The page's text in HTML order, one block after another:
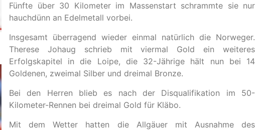
Fünfte über 30 Kilometer im Massenstart schrammte sie nur
hauchdünn an Edelmetall vorbei.
Insgesamt überragend wieder einmal natürlich die Norweger.
Therese Johaug schrieb mit viermal Gold ein weiteres
Erfolgskapitel in die Loipe, die 32-Jährige hält nun bei 14
Goldenen, zweimal Silber und dreimal Bronze.
Bei den Herren blieb es nach der Disqualifikation im 50-
Kilometer-Rennen bei dreimal Gold für Kläbo.
Mit dem Wetter hatten die Allgäuer mit Ausnahme des